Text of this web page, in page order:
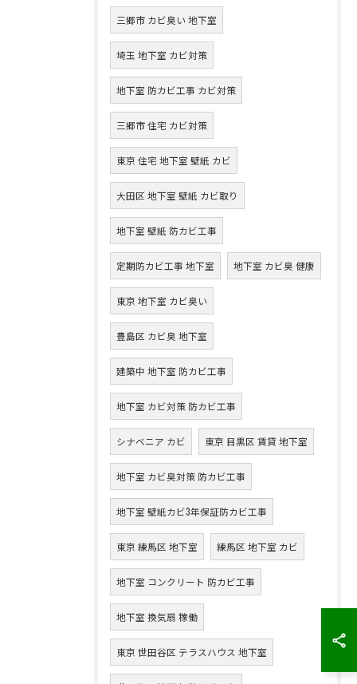
三郷市 カビ臭い 地下室
埼玉 地下室 カビ対策
地下室 防カビ工事 カビ対策
三郷市 住宅 カビ対策
東京 住宅 地下室 壁紙 カビ
大田区 地下室 壁紙 カビ取り
地下室 壁紙 防カビ工事
定期防カビ工事 地下室 地下室 カビ臭 健康
東京 地下室 カビ臭い
豊島区 カビ臭 地下室
建築中 地下室 防カビ工事
地下室 カビ対策 防カビ工事
シナベニア カビ 東京 目黒区 賃貸 地下室
地下室 カビ臭対策 防カビ工事
地下室 壁紙カビ3年保証防カビ工事
東京 練馬区 地下室 練馬区 地下室 カビ
地下室 コンクリート 防カビ工事
地下室 換気扇 稼働
東京 世田谷区 テラスハウス 地下室